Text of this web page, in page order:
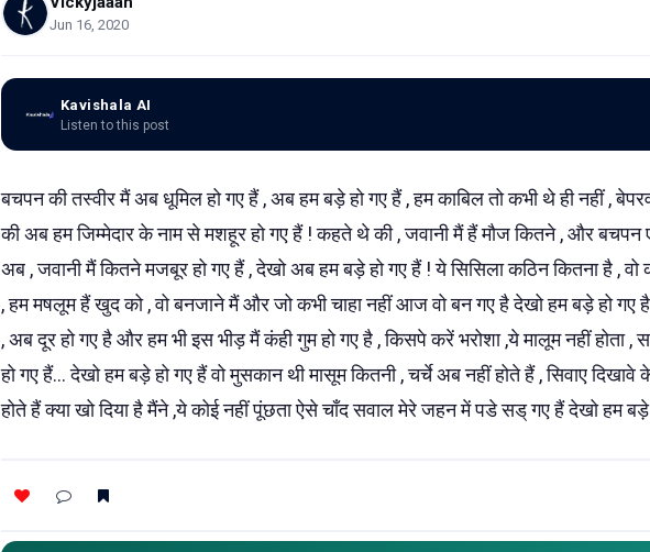
Jun 16, 2020
Kavishala AI
Listen to this post
बचपन की तस्वीर मैं अब धूमिल हो गए हैं , अब हम बड़े हो गए हैं , हम काबिल तो कभी थे ही नहीं ,
की अब हम जिम्मेदार के नाम से मशहूर हो गए हैं ! कहते थे की , जवानी मैं हैं मौज कितने , और बचपन
अब , जवानी मैं कितने मजबूर हो गए हैं , देखो अब हम बड़े हो गए हैं ! ये सिसिला कठिन कितना है , वो
, हम मषलूम हैं खुद को , वो बनजाने मैं और जो कभी चाहा नहीं आज वो बन गए है देखो हम बड़े हो गए है
, अब दूर हो गए है और हम भी इस भीड़ मैं कंही गुम हो गए है , किसपे करें भरोशा ,ये मालूम नहीं होता
हो गए हैं... देखो हम बड़े हो गए हैं वो मुसकान थी मासूम कितनी , चर्चे अब नहीं होते हैं , सिवाए
होते हैं क्या खो दिया है मैंने ,ये कोई नहीं पूंछता ऐसे चाँद सवाल मेरे जहन में पडे सड् गए हैं देखो हम बड़े